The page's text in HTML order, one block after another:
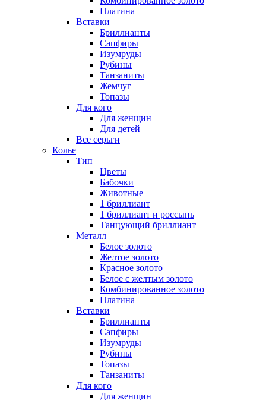
Платина
Вставки
Бриллианты
Сапфиры
Изумруды
Рубины
Танзаниты
Жемчуг
Топазы
Для кого
Для женщин
Для детей
Все серьги
Колье
Тип
Цветы
Бабочки
Животные
1 бриллиант
1 бриллиант и россыпь
Танцующий бриллиант
Металл
Белое золото
Желтое золото
Красное золото
Белое с желтым золото
Комбинированное золото
Платина
Вставки
Бриллианты
Сапфиры
Изумруды
Рубины
Топазы
Танзаниты
Для кого
Для женщин